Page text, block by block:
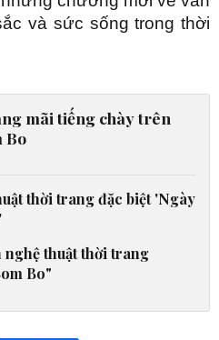
và sức sống trong thời
mãi tiếng chày trên
Bo
thời trang đặc biệt 'Ngày
thuật thời trang
Bo"